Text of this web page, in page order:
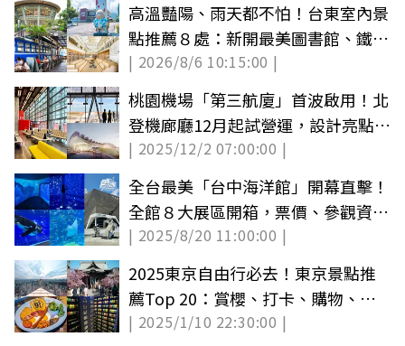
高溫豔陽、雨天都不怕！台東室內景
點推薦８處：新開最美圖書館、鐵路
便當故鄉
| 2026/8/6 10:15:00 |
桃園機場「第三航廈」首波啟用！北
登機廊廳12月起試營運，設計亮點搶
先看
| 2025/12/2 07:00:00 |
全台最美「台中海洋館」開幕直擊！
全館８大展區開箱，票價、參觀資訊
一次看
| 2025/8/20 11:00:00 |
2025東京自由行必去！東京景點推
薦Top 20：賞櫻、打卡、購物、親
子全攻略
| 2025/1/10 22:30:00 |